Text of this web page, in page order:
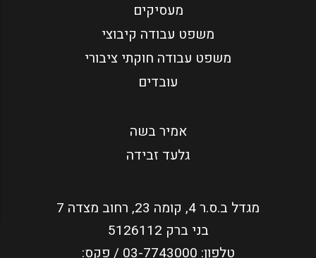
מעסיקים
משפט עבודה קיבוצי
משפט עבודה חוקתי ציבורי
עובדים
אמיר בשה
גלעד זבידה
מגדל ב.ס.ר 4, קומה 23, רחוב מצדה 7
בני ברק 5126112
טלפון: 03-7743000 / פקס: